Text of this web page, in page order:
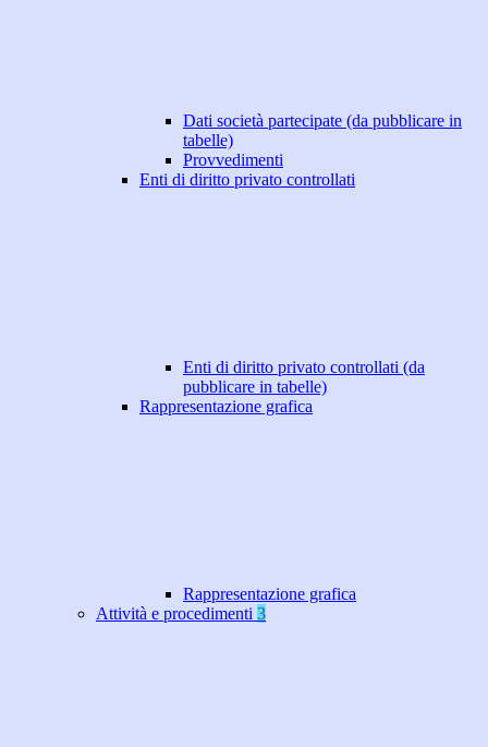
Dati società partecipate (da pubblicare in
tabelle)
Provvedimenti
Enti di diritto privato controllati
Enti di diritto privato controllati (da
pubblicare in tabelle)
Rappresentazione grafica
Rappresentazione grafica
Attività e procedimenti 3